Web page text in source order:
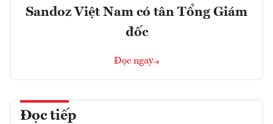
Sandoz Việt Nam có tân Tổng Giám
đốc
Đọc ngay
Đọc tiếp